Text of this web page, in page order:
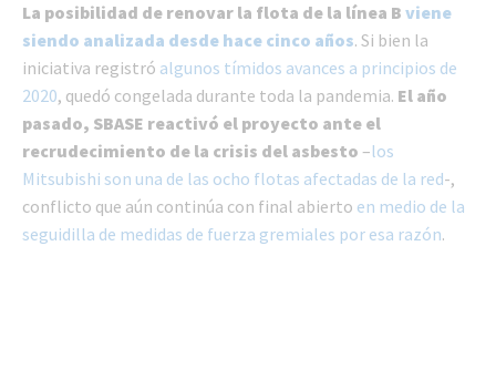
La posibilidad de renovar la flota de la línea B viene
siendo analizada desde hace cinco años. Si bien la
iniciativa registró algunos tímidos avances a principios de
2020, quedó congelada durante toda la pandemia. El año
pasado, SBASE reactivó el proyecto ante el
recrudecimiento de la crisis del asbesto –los
Mitsubishi son una de las ocho flotas afectadas de la red-,
conflicto que aún continúa con final abierto en medio de la
seguidilla de medidas de fuerza gremiales por esa razón.